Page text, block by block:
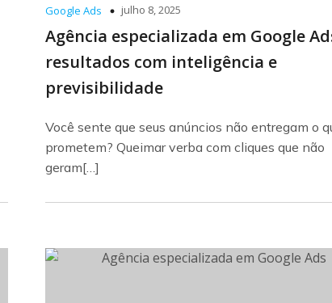
Google Ads julho 8, 2025
Agência especializada em Google
resultados com inteligência e
previsibilidade
Você sente que seus anúncios não entregam o
prometem? Queimar verba com cliques que não
geram[…]